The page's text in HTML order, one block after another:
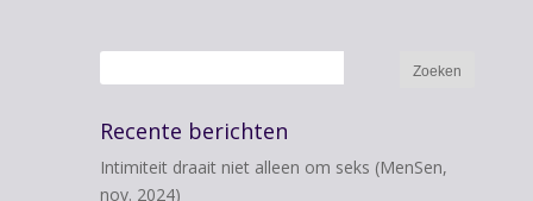
Recente berichten
Intimiteit draait niet alleen om seks (MenSen,
nov. 2024)